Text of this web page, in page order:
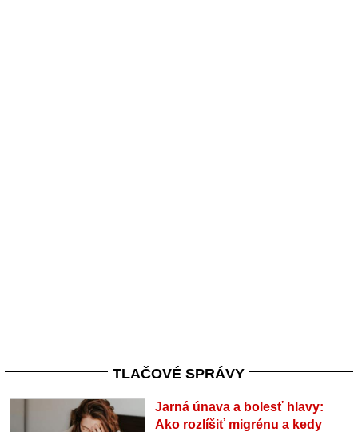
TLAČOVÉ SPRÁVY
Jarná únava a bolesť hlavy:
Ako rozlíšiť migrénu a kedy